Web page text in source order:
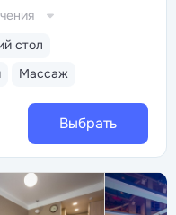
стол
Массаж
Выбрать